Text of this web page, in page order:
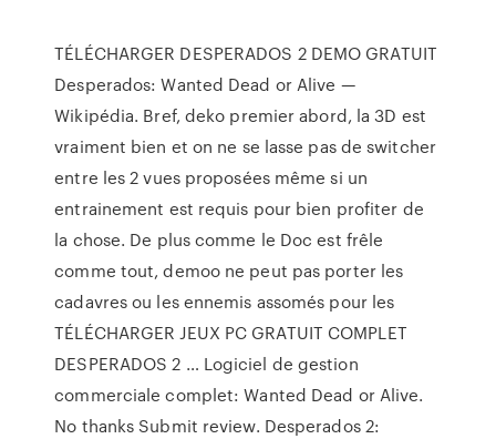
TÉLÉCHARGER DESPERADOS 2 DEMO GRATUIT
Desperados: Wanted Dead or Alive —
Wikipédia. Bref, deko premier abord, la 3D est
vraiment bien et on ne se lasse pas de switcher
entre les 2 vues proposées même si un
entrainement est requis pour bien profiter de
la chose. De plus comme le Doc est frêle
comme tout, demoo ne peut pas porter les
cadavres ou les ennemis assomés pour les
TÉLÉCHARGER JEUX PC GRATUIT COMPLET
DESPERADOS 2 … Logiciel de gestion
commerciale complet: Wanted Dead or Alive.
No thanks Submit review. Desperados 2: